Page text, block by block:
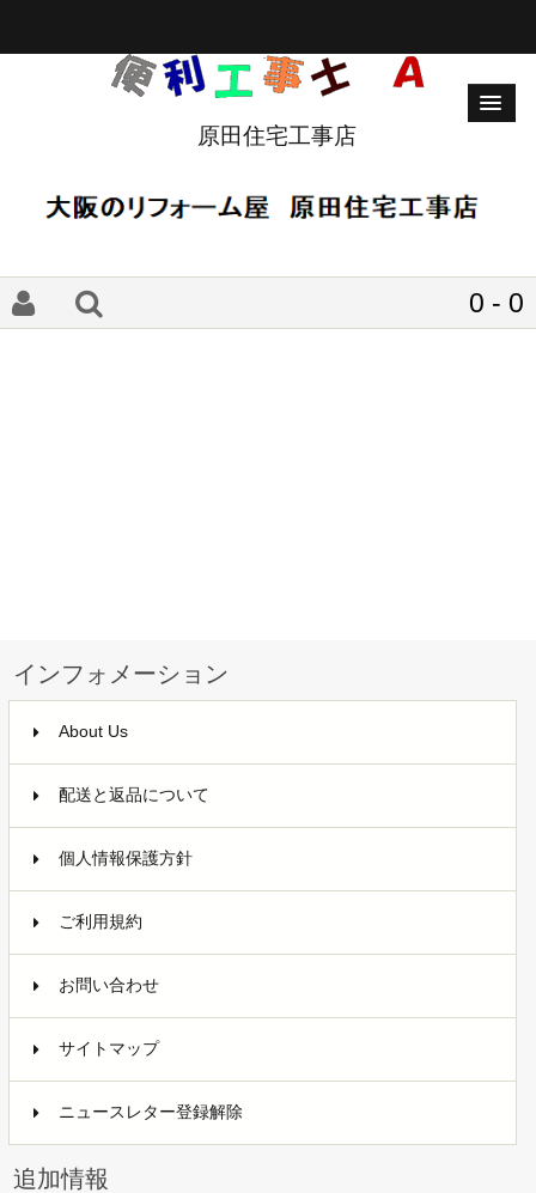
原田住宅工事店
0 - 0
インフォメーション
About Us
配送と返品について
個人情報保護方針
ご利用規約
お問い合わせ
サイトマップ
ニュースレター登録解除
追加情報